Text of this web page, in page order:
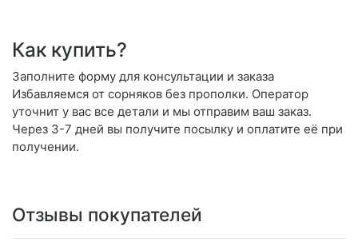
Как купить?
Заполните форму для консультации и заказа
Избавляемся от сорняков без прополки. Оператор
уточнит у вас все детали и мы отправим ваш заказ.
Через 3-7 дней вы получите посылку и оплатите её при
получении.
Отзывы покупателей